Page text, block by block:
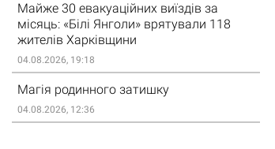
Майже 30 евакуаційних виїздів за
місяць: «Білі Янголи» врятували 118
жителів Харківщини
04.08.2026, 19:18
Магія родинного затишку
04.08.2026, 12:36